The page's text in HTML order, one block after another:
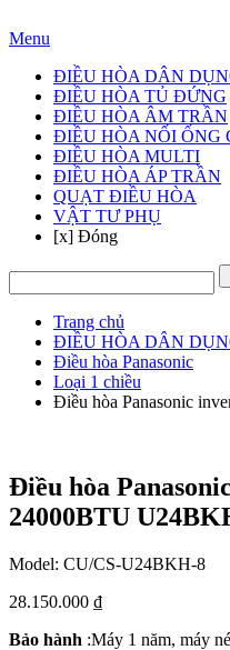
Menu
ĐIỀU HÒA DÂN
ĐIỀU HÒA TỦ ĐỨNG
ĐIỀU HÒA ÂM TRẦN
ĐIỀU HÒA NỐI ỐNG
ĐIỀU HÒA MULTI
ĐIỀU HÒA ÁP TRẦN
QUẠT ĐIỀU HÒA
VẬT TƯ PHỤ
[x] Đóng
Trang chủ
ĐIỀU HÒA DÂN
Điều hòa Panasonic
Loại 1 chiều
Điều hòa Panasonic
Điều hòa
24000BTU
Model: CU/CS-U24BKH-8
28.150.000 ₫
Bảo hành :Máy 1 năm, máy